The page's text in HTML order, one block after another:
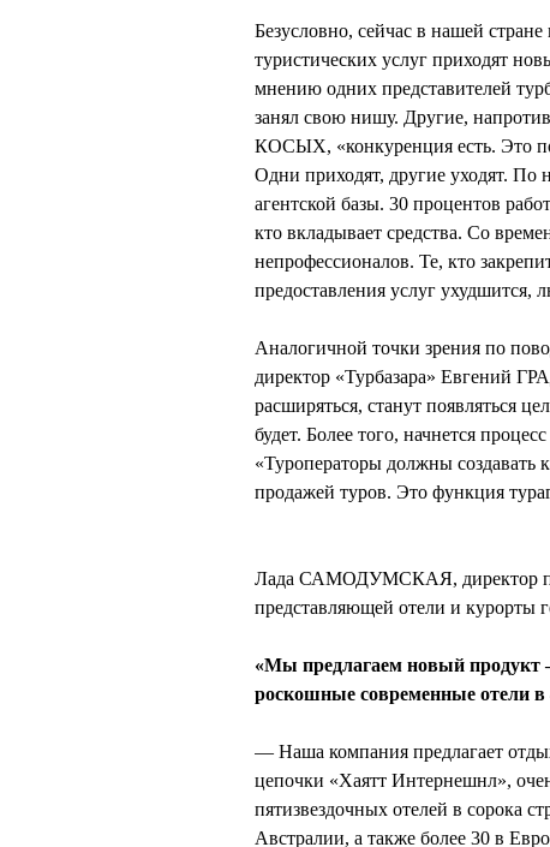
Безусловно, сейчас в нашей
туристических услуг приходят
мнению одних представителей
занял свою нишу. Другие,
КОСЫХ, «конкуренция есть. Это
Одни приходят, другие уходят. По
агентской базы. 30 процентов
кто вкладывает средства. Со
непрофессионалов. Те, кто
предоставления услуг ухудшится,
Аналогичной точки зрения по
директор «Турбазара» Евгений
расширяться, станут появляться
будет. Более того, начнется
«Туроператоры должны создавать
продажей туров. Это функция
Лада САМОДУМСКАЯ, директор по
представляющей отели и курорты
«Мы предлагаем новый
роскошные современные отели в
— Наша компания предлагает
цепочки «Хаятт Интернешнл»,
пятизвездочных отелей в сорока
Австралии, а также более 30 в